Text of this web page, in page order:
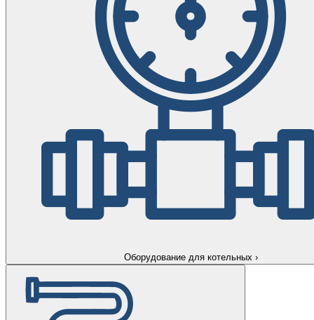
Оборудование для котельных ›